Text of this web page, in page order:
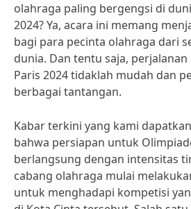
olahraga paling bergengsi di
2024? Ya, acara ini memang
bagi para pecinta olahraga dari
dunia. Dan tentu saja,
Paris 2024 tidaklah mudah dan
berbagai tantangan.
Kabar terkini yang kami
bahwa persiapan untuk
berlangsung dengan intensitas
cabang olahraga mulai
untuk menghadapi kompetisi